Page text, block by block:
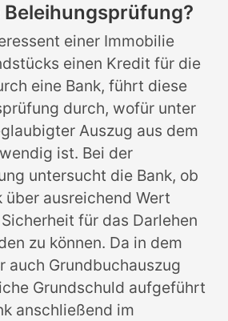
Beleihungsprüfung?
einer Immobilie
einen Kredit für die
eine Bank, führt diese
durch, wofür unter
Auszug aus dem
ist. Bei der
untersucht die Bank, ob
über ausreichend Wert
für das Darlehen
zu können. Da in dem
auch Grundbuchauszug
Grundschuld aufgeführt
anschließend im